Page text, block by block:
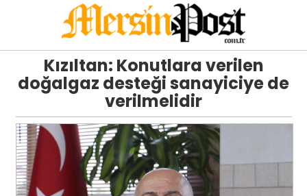
Kızıltan: Konutlara verilen
doğalgaz desteği sanayiciye de
verilmelidir